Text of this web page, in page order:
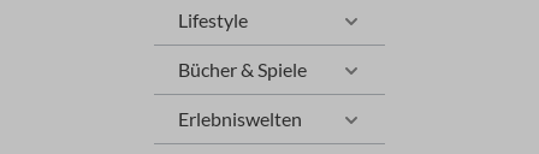
Lifestyle
Bücher & Spiele
Erlebniswelten